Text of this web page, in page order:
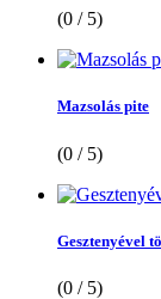
(0 / 5)
Mazsolás pite
(0 / 5)
Gesztenyével
(0 / 5)